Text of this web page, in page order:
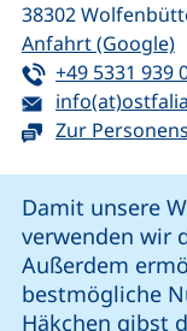
Damit unsere
verwenden wir
Außerdem
bestmögliche
Häkchen gibst
38302
Anfahrt (Google)
Tel:
+49 5331 939
E-Mail:
Zur
unsereunsere